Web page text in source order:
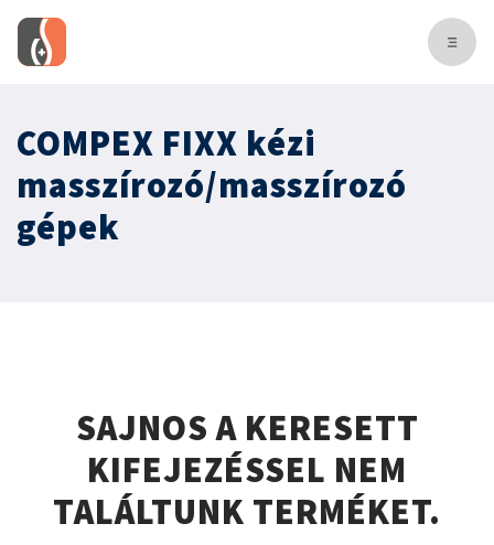
COMPEX FIXX kézi
masszírozó/masszírozó
gépek
SAJNOS A KERESETT
KIFEJEZÉSSEL NEM
TALÁLTUNK TERMÉKET.